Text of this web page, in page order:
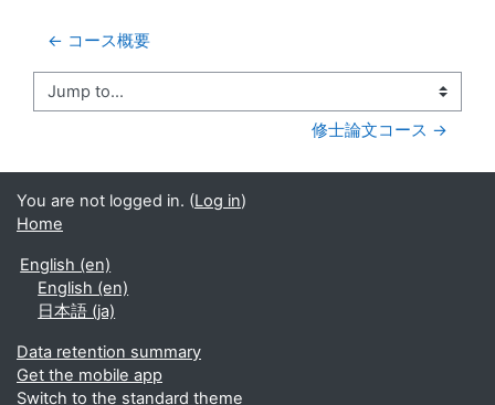
← コース概要
Jump to...
修士論文コース →
You are not logged in. (Log in)
Home
English ‎(en)‎
English ‎(en)‎
日本語 ‎(ja)‎
Data retention summary
Get the mobile app
Switch to the standard theme